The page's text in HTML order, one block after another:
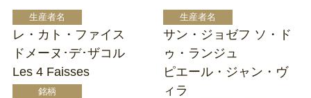
レ・カト・ファイス
ドメーヌ･デ･ザコル
Les 4 Faisses
サン・ジョゼフ ソ・ド
ゥ・ランジュ
ピエール・ジャン・ヴ
ィラ